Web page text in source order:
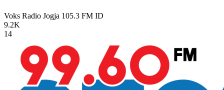
Voks Radio Jogja 105.3 FM ID
9.2K
14